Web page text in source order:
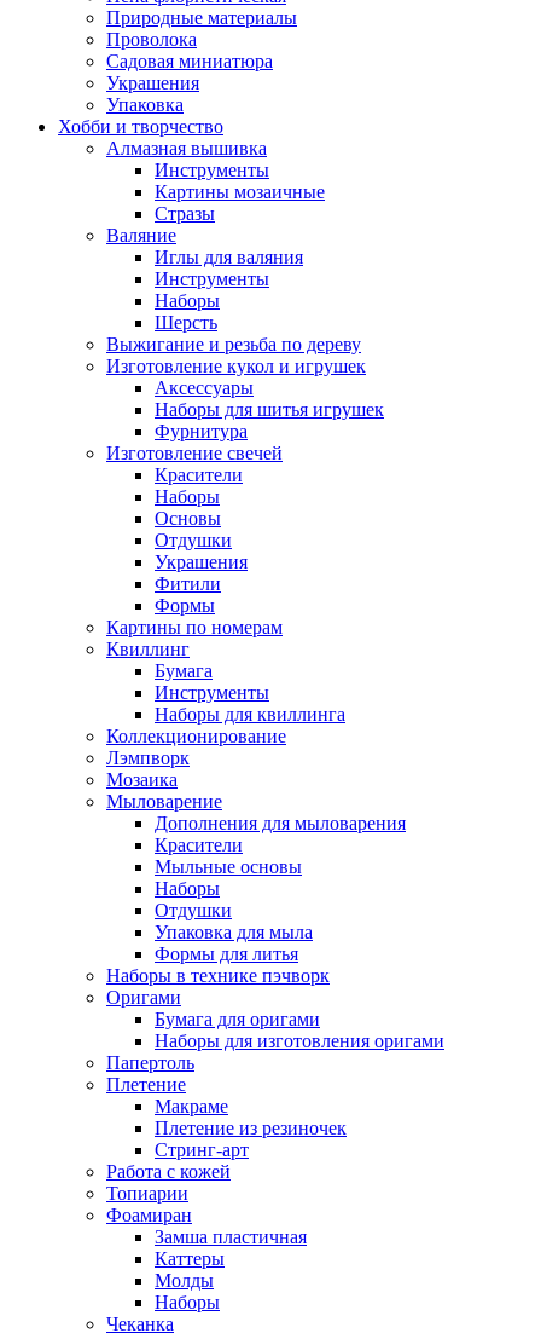
Природные материалы
Проволока
Садовая миниатюра
Украшения
Упаковка
Хобби и творчество
Алмазная вышивка
Инструменты
Картины мозаичные
Стразы
Валяние
Иглы для валяния
Инструменты
Наборы
Шерсть
Выжигание и резьба по дереву
Изготовление кукол и игрушек
Аксессуары
Наборы для шитья игрушек
Фурнитура
Изготовление свечей
Красители
Наборы
Основы
Отдушки
Украшения
Фитили
Формы
Картины по номерам
Квиллинг
Бумага
Инструменты
Наборы для квиллинга
Коллекционирование
Лэмпворк
Мозаика
Мыловарение
Дополнения для мыловарения
Красители
Мыльные основы
Наборы
Отдушки
Упаковка для мыла
Формы для литья
Наборы в технике пэчворк
Оригами
Бумага для оригами
Наборы для изготовления оригами
Папертоль
Плетение
Макраме
Плетение из резиночек
Стринг-арт
Работа с кожей
Топиарии
Фоамиран
Замша пластичная
Каттеры
Молды
Наборы
Чеканка